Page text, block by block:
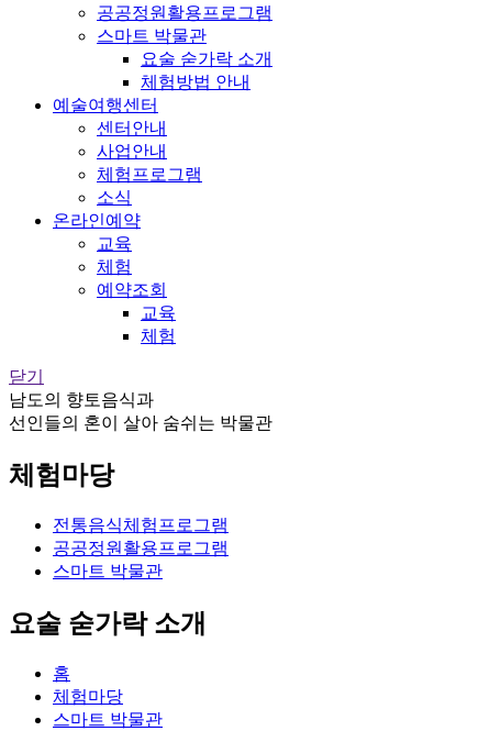
공공정원활용프로그램
스마트 박물관
요술 숟가락 소개
체험방법 안내
예술여행센터
센터안내
사업안내
체험프로그램
소식
온라인예약
교육
체험
예약조회
교육
체험
닫기
남도의 향토음식과
선인들의 혼이 살아 숨쉬는 박물관
체험마당
전통음식체험프로그램
공공정원활용프로그램
스마트 박물관
요술 숟가락 소개
홈
체험마당
스마트 박물관